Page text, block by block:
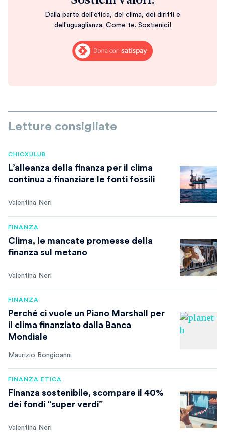
Dalla parte dell'etica, del clima, dei diritti e
dell'uguaglianza. Come te. Sostienici!
Letture consigliate
CHICXULUB
L’alleanza della finanza per il clima
continua a finanziare le fonti fossili
Valentina Neri
FINANZA
Clima, le mancate promesse della
finanza sul metano
Valentina Neri
FINANZA
Perché ci vuole un Piano Marshall per
il clima finanziato dalla Banca
Mondiale
Maurizio Bongioanni
FINANZA ETICA
Finanza sostenibile, scompare il 40%
dei fondi “super verdi”
Valentina Neri